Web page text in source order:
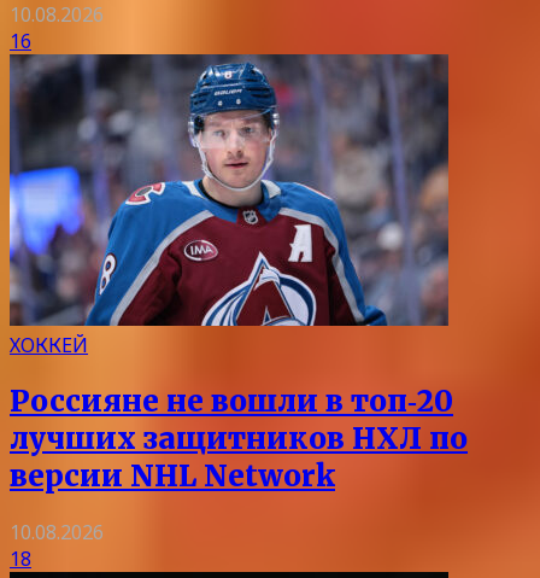
10.08.2026
16
ХОККЕЙ
Россияне не вошли в топ‑20
лучших защитников НХЛ по
версии NHL Network
10.08.2026
18